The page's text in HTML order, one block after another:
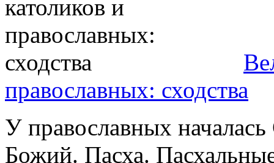
православных: сходства
У православных началась
Божий. Пасха.